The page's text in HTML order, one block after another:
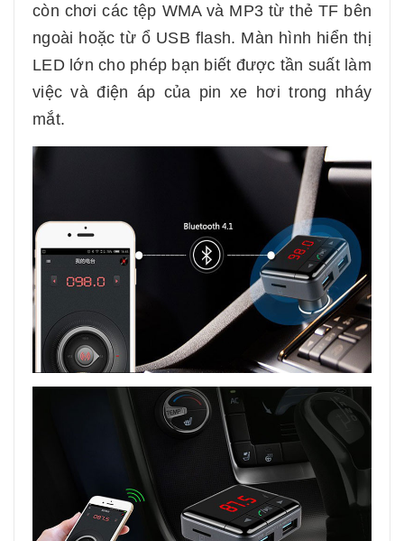
còn chơi các tệp WMA và MP3 từ thẻ TF bên
ngoài hoặc từ ổ USB flash. Màn hình hiển thị
LED lớn cho phép bạn biết được tần suất làm
việc và điện áp của pin xe hơi trong nháy
mắt.